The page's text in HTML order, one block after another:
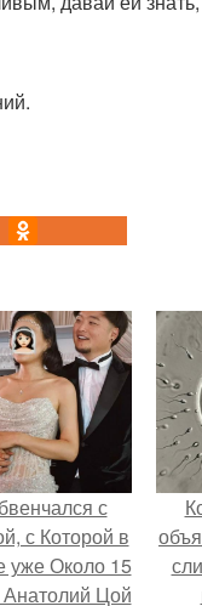
с
с Которой в
уже Около 15
Анатолий Цой